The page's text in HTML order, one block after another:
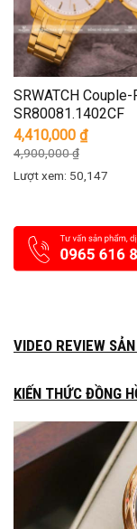
SRWATCH Couple-
SR80081.1402CF
4,410,000 ₫
4,900,000₫
Lượt xem: 50,147
VIDEO REVIEW
KIẾN THỨC ĐỒNG